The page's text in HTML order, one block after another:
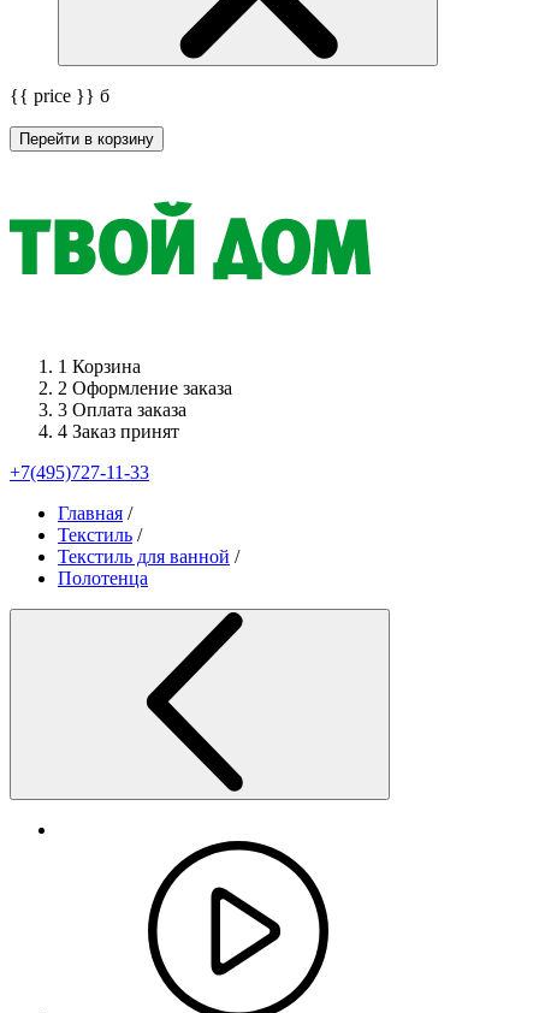
{{ price }} б
Перейти в корзину
1 Корзина
2 Оформление заказа
3 Оплата заказа
4 Заказ принят
+7(495)727-11-33
Главная /
Текстиль /
Текстиль для ванной /
Полотенца